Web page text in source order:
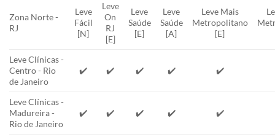
Zona Norte -
RJ
Leve
Fácil
[N]
Leve
On
RJ
[E]
Leve
Saúde
[E]
Leve
Saúde
[A]
Leve Mais
Metropolitano
[E]
Leve Clínicas -
Centro - Rio
de Janeiro
✔️ ✔️ ✔️ ✔️ ✔️
Leve Clínicas -
Madureira -
Rio de Janeiro
✔️ ✔️ ✔️ ✔️ ✔️